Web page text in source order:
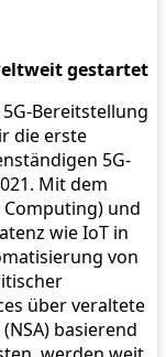
gestartet
Bereitstellung
die erste
5G-
Mit dem
Computing) und
wie IoT in
von
über veraltete
basierend